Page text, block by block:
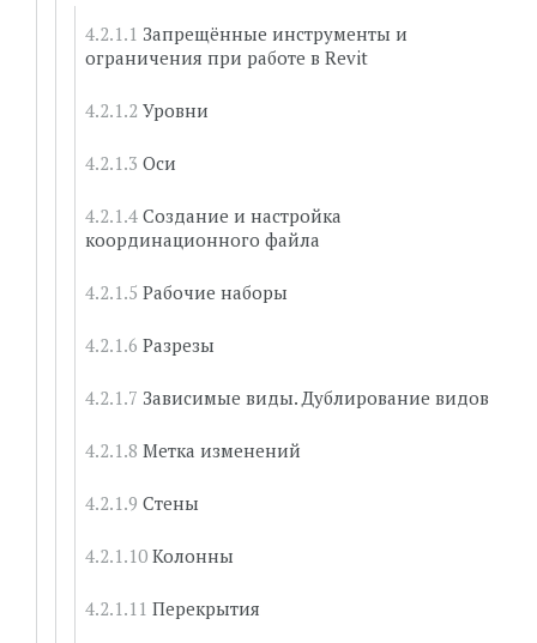
Запрещённые инструменты и
ограничения при работе в Revit
Уровни
Оси
Создание и настройка
координационного файла
Рабочие наборы
Разрезы
Зависимые виды. Дублирование видов
Метка изменений
Стены
Колонны
Перекрытия